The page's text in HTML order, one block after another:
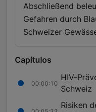
Abschließend
Gefahren durch
Schweizer
Capítulos
00:00:10
HIV-
Schweiz
Risiken